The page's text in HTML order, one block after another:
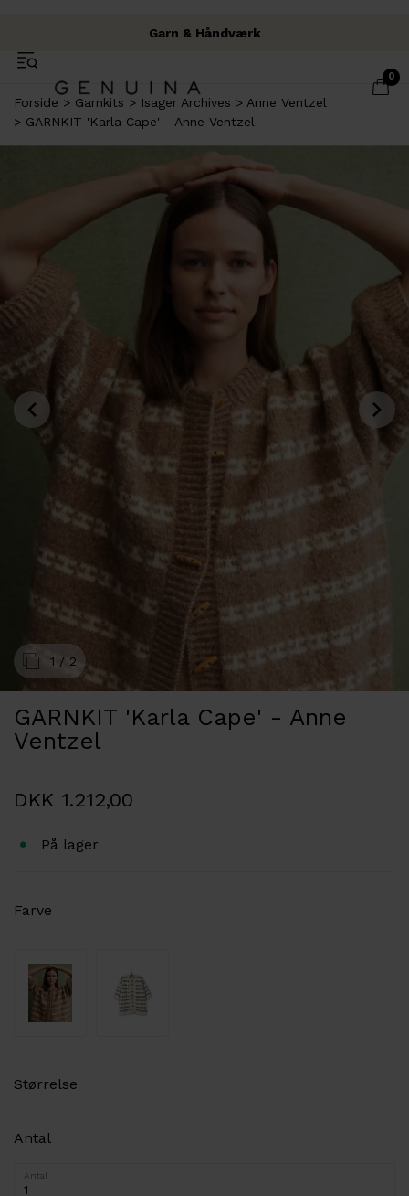
Fri fragt over 500 kr.
Fysisk butik i Brabrand
Garn & Håndværk
0
Forside Garnkits Isager Archives
Anne Ventzel
GARNKIT 'Karla Cape' - Anne Ventzel
1 / 2
GARNKIT 'Karla Cape' - Anne
Ventzel
DKK 1.212,00
På lager
Farve
Størrelse
Antal
Antal